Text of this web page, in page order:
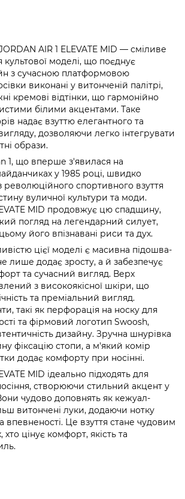
AIR 1 ELEVATE MID — сміливе
моделі, що поєднує
з сучасною платформовою
виконані у витонченій палітрі,
кремові відтінки, що гармонійно
білими акцентами. Таке
надає взуттю елегантного та
дозволяючи легко інтегрувати
образи.
1, що вперше з'явилася на
у 1985 році, швидко
революційного спортивного взуття
вуличної культури та моди.
MID продовжує цю спадщину,
погляд на легендарний силует,
його впізнавані риси та дух.
цієї моделі є масивна підошва-
лише додає зросту, а й забезпечує
та сучасний вигляд. Верх
з високоякісної шкіри, що
та преміальний вигляд.
такі як перфорація на носку для
та фірмовий логотип Swoosh,
дизайну. Зручна шнурівка
фіксацію стопи, а м'який комір
додає комфорту при носінні.
MID ідеально підходять для
створюючи стильний акцент у
чудово доповнять як кежуал-
витончені луки, додаючи нотку
впевненості. Це взуття стане чудовим
цінує комфорт, якість та